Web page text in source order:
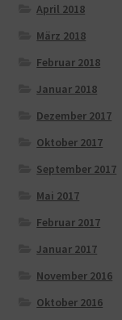
April 2018
März 2018
Februar 2018
Januar 2018
Dezember 2017
Oktober 2017
September 2017
Mai 2017
Februar 2017
Januar 2017
November 2016
Oktober 2016